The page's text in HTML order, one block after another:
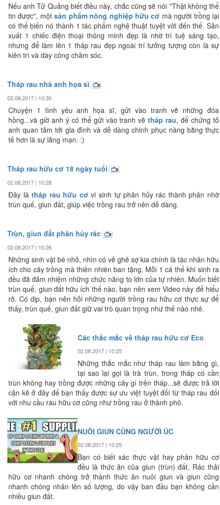
Nếu anh Tử Quảng biết điều này, chắc cũng sẽ nói "Thật không thể
tin được", mộtsản phẩm nông nghiệp hữu cơ mà người trồng lại
có thể biến nó thành 1 tác phẩm nghệ thuật tuyệt vời đến thế. Sản
xuất 1 chiếc điện thoại thông minh đẹp là nhờ trí tuệ sáng tạo,
nhưng để làm lên 1 tháp rau đẹp ngoài trí tưởng tượng còn là sự
kiên trì và dày công chăm sóc.
Tháp rau nhà anh họa sĩ
02.08.2017 | 10:30
Chuyện 1 tình yêu anh họa sĩ, gửi vào tranh vẽ những đóa
hồng...và giờ anh ý có thể gửi vào tranh vẽtháp rau, để chứng tỏ
anh quan tâm tới gia đình và dễ dàng chinh phục nàng bằng thực
tế hơn là sự lãng mạn. :)
Tháp rau hữu cơ 18 ngày tuổi
02.08.2017 | 10:28
Đây làtháp rau hữu cơ vi sinh tự phân hủy rác thành phân nhờ
trùn quế, giun đất, giúp việc trồng rau trở nên dễ dàng.
Trùn, giun đất phân hủy rác
02.08.2017 | 10:26
Những sinh vật bé nhỏ, nhìn có vẻ ghê sợ kia chính là tác nhân hữu
ích cho cây trồng mà thiên nhiên ban tặng. Mỗi 1 cá thể khi sinh ra
đều đã đảm nhiệm những chức năng to lớn của tự nhiên. Muốn biết
trùn quế, giun đất hữu ích thế nào, bạn nên xem Video này để hiểu
rõ. Có dịp, bạn nên hỏi những người trồng rau hữu cơ thực sự để
thấy, trùn quế, giun đất giữ vai trò quan trọng như thế nào nhé.
Các thắc mắc về tháp rau hữu cơ Eco
02.08.2017 | 10:25
Những thắc mắc như tháp rau làm bằng gì,
tại sao lại gọi là trà trùn, trong tháp có cần
trùn không hay trồng được những cây gì trên tháp...sẽ được trả lời
cặn kẽ ở đây để bạn thấy được sự ưu việt tuyệt đối từ tháp rau đối
với nhu cầu rau hữu cơ cũng như trồng rau ở thành phô.
NUÔI GIUN CÙNG NGƯỜI ÚC
02.08.2017 | 10:25
Bạn có biết xác thực vật hay phân hữu cơ
đều là thức ăn của giun (trùn) đất. Rác thải
hữu cơ nhanh chóng trở thành thức ăn nuôi giun và giun cũng
nhanh chóng nhân lên số lượng, do vậy ban đầu bạn không cần
nhiều giun đất.